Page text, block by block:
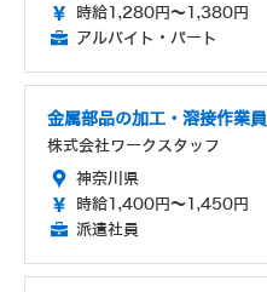
時給1,280円～1,380円
アルバイト・パート
金属部品の加工・溶接作業員
株式会社ワークスタッフ
神奈川県
時給1,400円～1,450円
派遣社員